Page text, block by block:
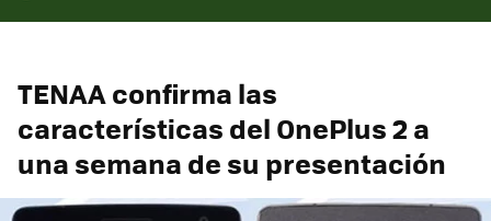
TENAA confirma las
características del OnePlus 2 a
una semana de su presentación